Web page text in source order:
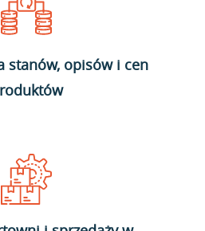
stanów, opisów i cen